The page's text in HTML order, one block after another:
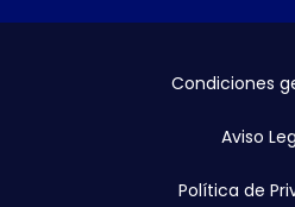
Condiciones
Aviso
Política de